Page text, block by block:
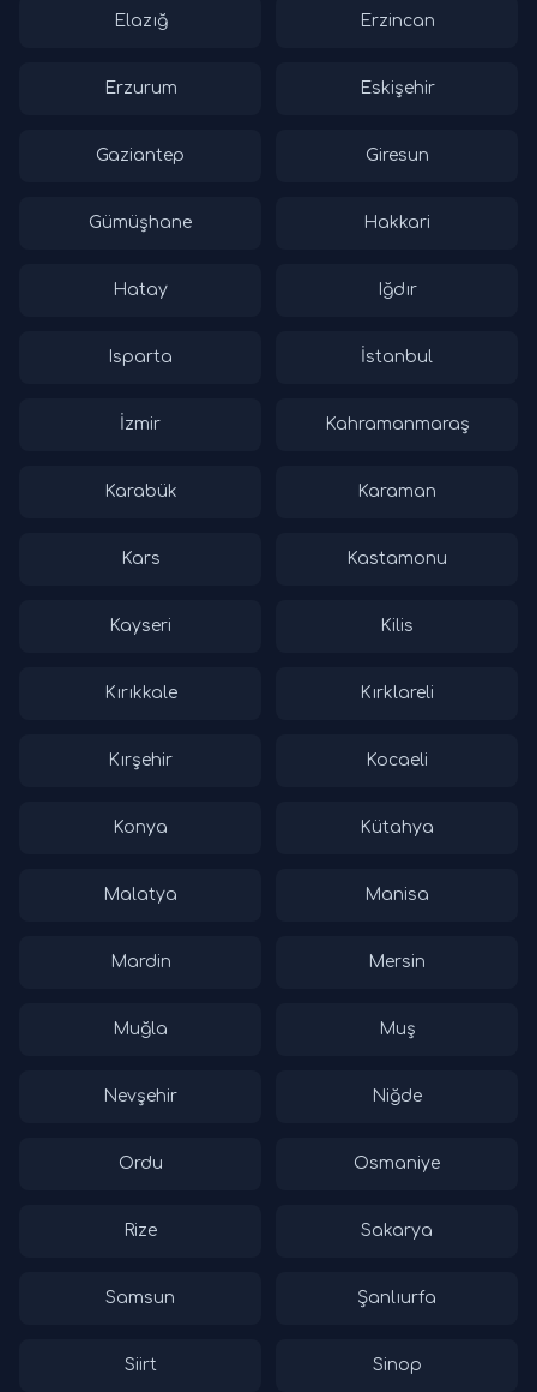
Elazığ Erzincan
Erzurum Eskişehir
Gaziantep Giresun
Gümüşhane Hakkari
Hatay Iğdır
Isparta İstanbul
İzmir Kahramanmaraş
Karabük Karaman
Kars Kastamonu
Kayseri Kilis
Kırıkkale Kırklareli
Kırşehir Kocaeli
Konya Kütahya
Malatya Manisa
Mardin Mersin
Muğla Muş
Nevşehir Niğde
Ordu Osmaniye
Rize Sakarya
Samsun Şanlıurfa
Siirt Sinop